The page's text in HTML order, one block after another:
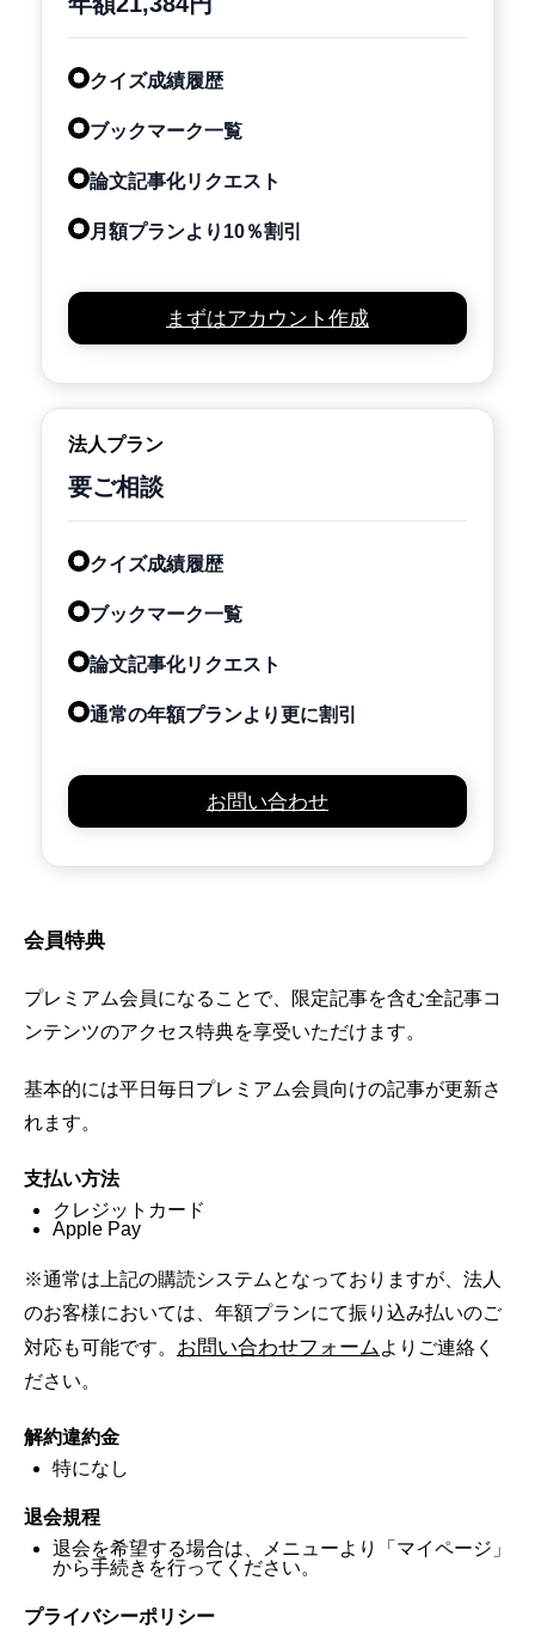
クイズ成績履歴
ブックマーク一覧
論文記事化リクエスト
月額プランより10％割引
まずはアカウント作成
法人プラン
要ご相談
クイズ成績履歴
ブックマーク一覧
論文記事化リクエスト
通常の年額プランより更に割引
お問い合わせ
会員特典
プレミアム会員になることで、限定記事を含む全記事コ
ンテンツのアクセス特典を享受いただけます。
基本的には平日毎日プレミアム会員向けの記事が更新さ
れます。
支払い方法
クレジットカード
Apple Pay
※通常は上記の購読システムとなっておりますが、法人
のお客様においては、年額プランにて振り込み払いのご
対応も可能です。
お問い合わせフォーム よりご連絡く
ださい。
解約違約金
特になし
退会規程
退会を希望する場合は、メニューより「マイページ」
から手続きを行ってください。
プライバシーポリシー